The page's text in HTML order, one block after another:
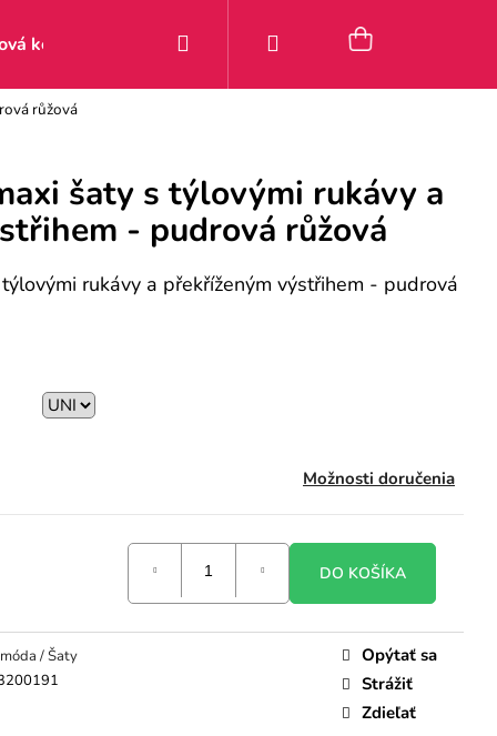
kolekcia Zľavy Posledné kúsky 9–49 €
PrihlásenieNákupný
růžová
šaty s týlovými rukávy a
- pudrová růžová
rukávy a překříženým výstřihem - pudrová
Možnosti doručenia
DO KOŠÍKA
/ Šaty
Opýtať sa
Strážiť
Zdieľať